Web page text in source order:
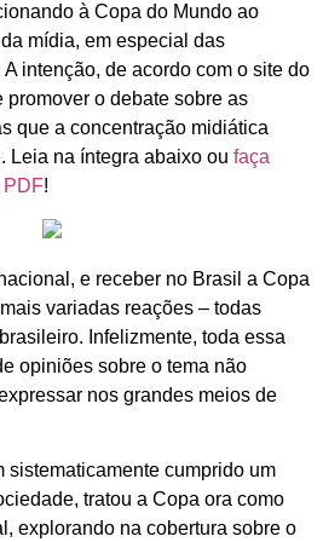
à Copa do Mundo ao
mídia, em especial das
intenção, de acordo com o site do
promover o debate sobre as
que a concentração midiática
Leia na íntegra abaixo ou faça
PDF!
e receber no Brasil a Copa
variadas reações – todas
Infelizmente, toda essa
opiniões sobre o tema não
nos grandes meios de
sistematicamente cumprido um
tratou a Copa ora como
explorando na cobertura sobre o